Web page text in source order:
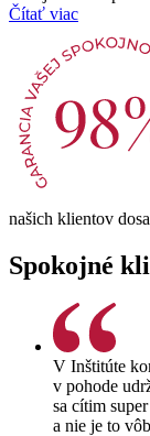
Čítať viac
našich klientov
Spokojné
V Inštitúte
v pohode
sa cítim
a nie je to